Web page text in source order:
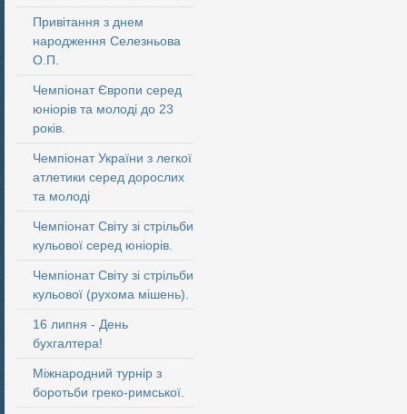
Привітання з днем
народження Селезньова
О.П.
Чемпіонат Європи серед
юніорів та молоді до 23
років.
Чемпіонат України з легкої
атлетики серед дорослих
та молоді
Чемпіонат Світу зі стрільби
кульової серед юніорів.
Чемпіонат Світу зі стрільби
кульової (рухома мішень).
16 липня - День
бухгалтера!
Міжнародний турнір з
боротьби греко-римської.